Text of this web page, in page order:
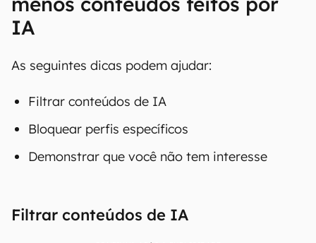
IA
As seguintes dicas podem ajudar:
Filtrar conteúdos de IA
Bloquear perfis específicos
Demonstrar que você não tem interesse
Filtrar conteúdos de IA